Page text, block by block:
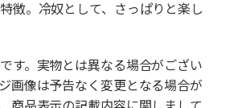
徴。冷奴として、さっぱりと楽し
す。実物とは異なる場合がござい
画像は予告なく変更となる場合が